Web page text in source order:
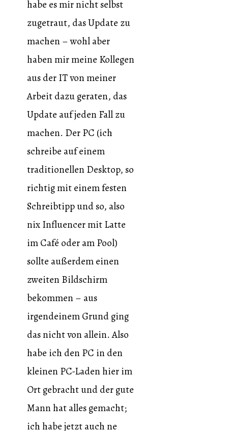
habe es mir nicht selbst
zugetraut, das Update zu
machen – wohl aber
haben mir meine Kollegen
aus der IT von meiner
Arbeit dazu geraten, das
Update auf jeden Fall zu
machen. Der PC (ich
schreibe auf einem
traditionellen Desktop, so
richtig mit einem festen
Schreibtipp und so, also
nix Influencer mit Latte
im Café oder am Pool)
sollte außerdem einen
zweiten Bildschirm
bekommen – aus
irgendeinem Grund ging
das nicht von allein. Also
habe ich den PC in den
kleinen PC-Laden hier im
Ort gebracht und der gute
Mann hat alles gemacht;
ich habe jetzt auch ne